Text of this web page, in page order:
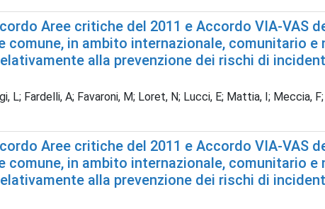
Aree critiche del 2011 e Accordo VIA-VAS
in ambito internazionale, comunitario e
alla prevenzione dei rischi di
L; Fardelli, A; Favaroni, M; Loret, N; Lucci, E; Mattia, I; Meccia,
Aree critiche del 2011 e Accordo VIA-VAS
in ambito internazionale, comunitario e
alla prevenzione dei rischi di